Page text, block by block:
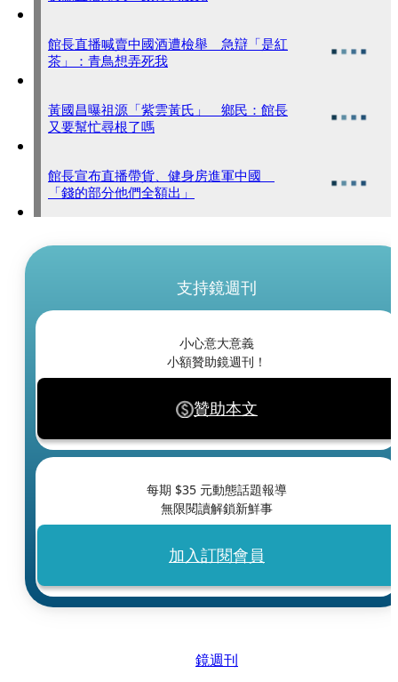
館長直播喊賣中國酒遭檢舉 急辯「是紅
茶」：青鳥想弄死我
黃國昌曝祖源「紫雲黃氏」 鄉民：館長
又要幫忙尋根了嗎
館長宣布直播帶貨、健身房進軍中國
「錢的部分他們全額出」
支持鏡週刊
小心意大意義
小額贊助鏡週刊！
贊助本文
每期 $35 元動態話題報導
無限閱讀解鎖新鮮事
加入訂閱會員
鏡週刊